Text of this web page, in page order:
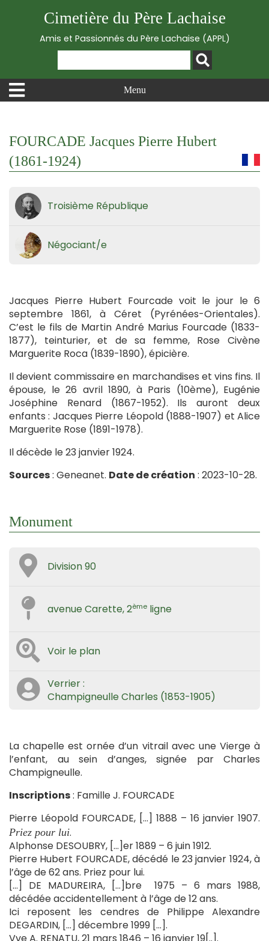
Cimetière du Père Lachaise
Amis et Passionnés du Père Lachaise (APPL)
Menu
FOURCADE Jacques Pierre Hubert
(1861-1924)
Troisième République
Négociant/e
Jacques Pierre Hubert Fourcade voit le jour le 6
septembre 1861, à Céret (Pyrénées-Orientales).
C’est le fils de Martin André Marius Fourcade (1833-
1877), teinturier, et de sa femme, Rose Civène
Marguerite Roca (1839-1890), épicière.
Il devient commissaire en marchandises et vins fins. Il
épouse, le 26 avril 1890, à Paris (10ème), Eugénie
Joséphine Renard (1867-1952). Ils auront deux
enfants : Jacques Pierre Léopold (1888-1907) et Alice
Marguerite Rose (1891-1978).
Il décède le 23 janvier 1924.
Sources: Geneanet. Date de création : 2023-10-28.
Monument
Division 90
avenue Carette, 2ème ligne
Voir le plan
Verrier :
Champigneulle Charles (1853-1905)
La chapelle est ornée d’un vitrail avec une Vierge à
l’enfant, au sein d’anges, signée par Charles
Champigneulle.
Inscriptions: Famille J. FOURCADE
Pierre Léopold FOURCADE, […] 1888 – 16 janvier 1907.
Priez pour lui.
Alphonse DESOUBRY, […]er 1889 – 6 juin 1912.
Pierre Hubert FOURCADE, décédé le 23 janvier 1924, à
l’âge de 62 ans. Priez pour lui.
[…] DE MADUREIRA, […]bre 1975 – 6 mars 1988,
décédée accidentellement à l’âge de 12 ans.
Ici reposent les cendres de Philippe Alexandre
DEGARDIN, […] décembre 1999 […].